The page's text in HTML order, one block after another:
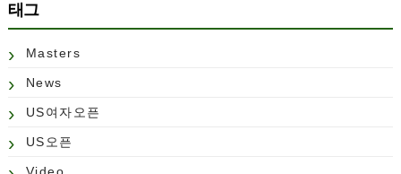
태그
Masters
News
US여자오픈
US오픈